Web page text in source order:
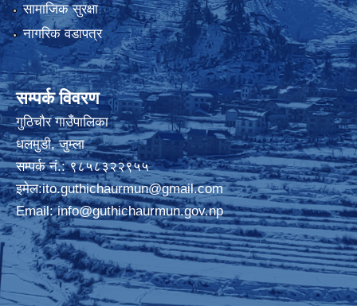
सामाजिक सुरक्षा
नागरिक वडापत्र
सम्पर्क विवरण
गुठिचौर गाउँपालिका
धलमुडी, जुम्ला
सम्पर्क नं.: ९८५८३२२९५५
इमेल:ito.guthichaurmun@gmail.com
Email:info@guthichaurmun.gov.np